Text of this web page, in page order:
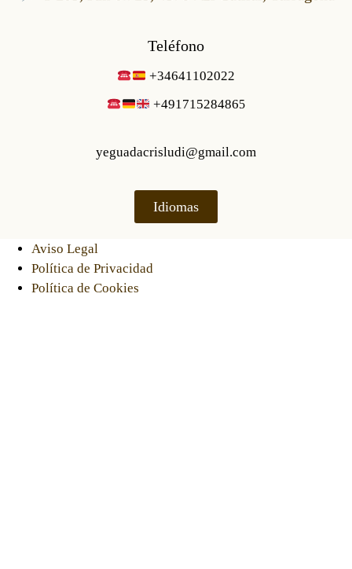
Teléfono
+34641102022
+491715284865
yeguadacrisludi@gmail.com
Idiomas
Aviso Legal
Política de Privacidad
Política de Cookies